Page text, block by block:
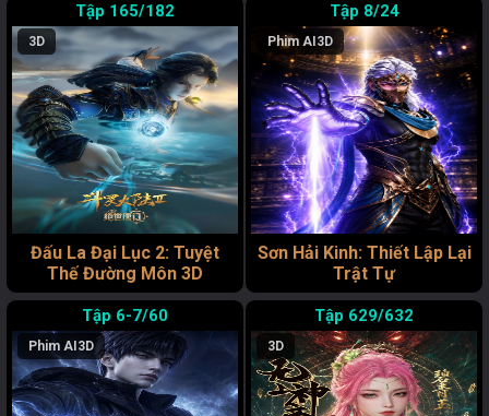
165/182
3D
Đấu La Đại Lục 2: Tuyệt
Thế Đường Môn 3D
8/24
Phim AI3D
Sơn Hải Kinh: Thiết Lập Lại
Trật Tự
6-7/60
Phim AI 3D
629/632
3D